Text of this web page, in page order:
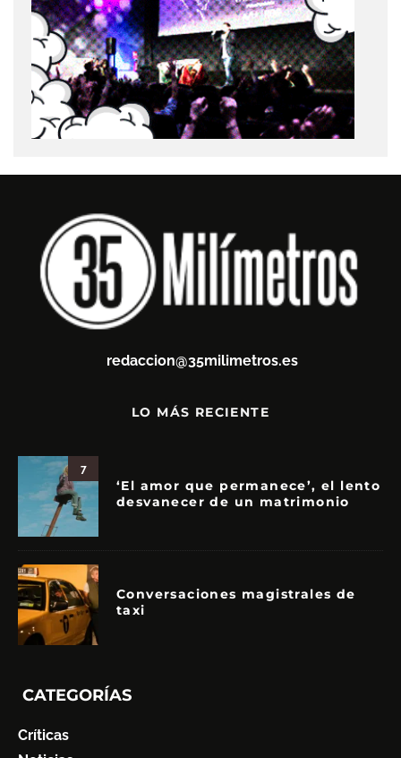
redaccion@35milimetros.es
LO MÁS RECIENTE
7
‘El amor que permanece’, el lento
desvanecer de un matrimonio
Conversaciones magistrales de
taxi
CATEGORÍAS
Críticas